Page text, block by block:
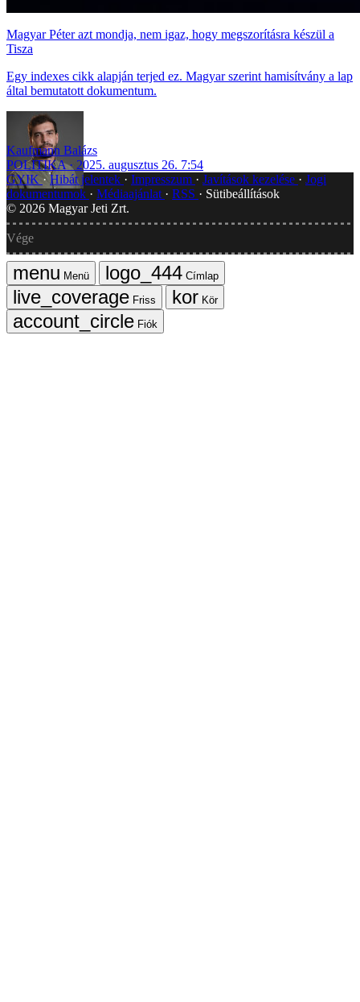
Magyar Péter azt mondja, nem igaz, hogy megszorításra készül a
Tisza
Egy indexes cikk alapján terjed ez. Magyar szerint hamisítvány a lap
által bemutatott dokumentum.
Kaufmann Balázs
POLITIKA
2025. augusztus 26. 7:54
GYIK
Hibát jelentek Impresszum Javítások kezelése
Jogi
dokumentumok
Médiaajánlat RSS
Sütibeállítások
© 2026 Magyar Jeti Zrt.
Vége
Menü
Címlap
Friss
Kör
Fiók